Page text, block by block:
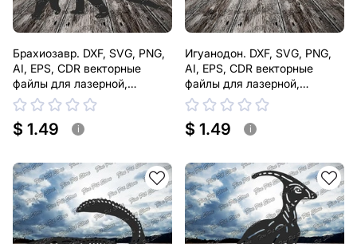
Брахиозавр. DXF, SVG, PNG,
AI, EPS, CDR векторные
файлы для лазерной,
плазменной резки
$ 1.49 i
Игуанодон. DXF, SVG, PNG,
AI, EPS, CDR векторные
файлы для лазерной,
плазменной резки
$ 1.49 i